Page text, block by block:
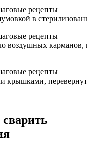
в
воздушных
крышками,